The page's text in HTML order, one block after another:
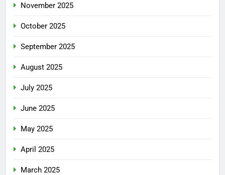
November 2025
October 2025
September 2025
August 2025
July 2025
June 2025
May 2025
April 2025
March 2025